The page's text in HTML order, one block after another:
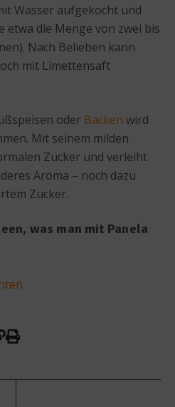
Wasser aufgekocht und
etwa die Menge von zwei bis
Nach Belieben kann
mit Limettensaft
oder Backen wird
Mit seinem milden
Zucker und verleiht
Aroma – noch dazu
Zucker.
was man mit Panela